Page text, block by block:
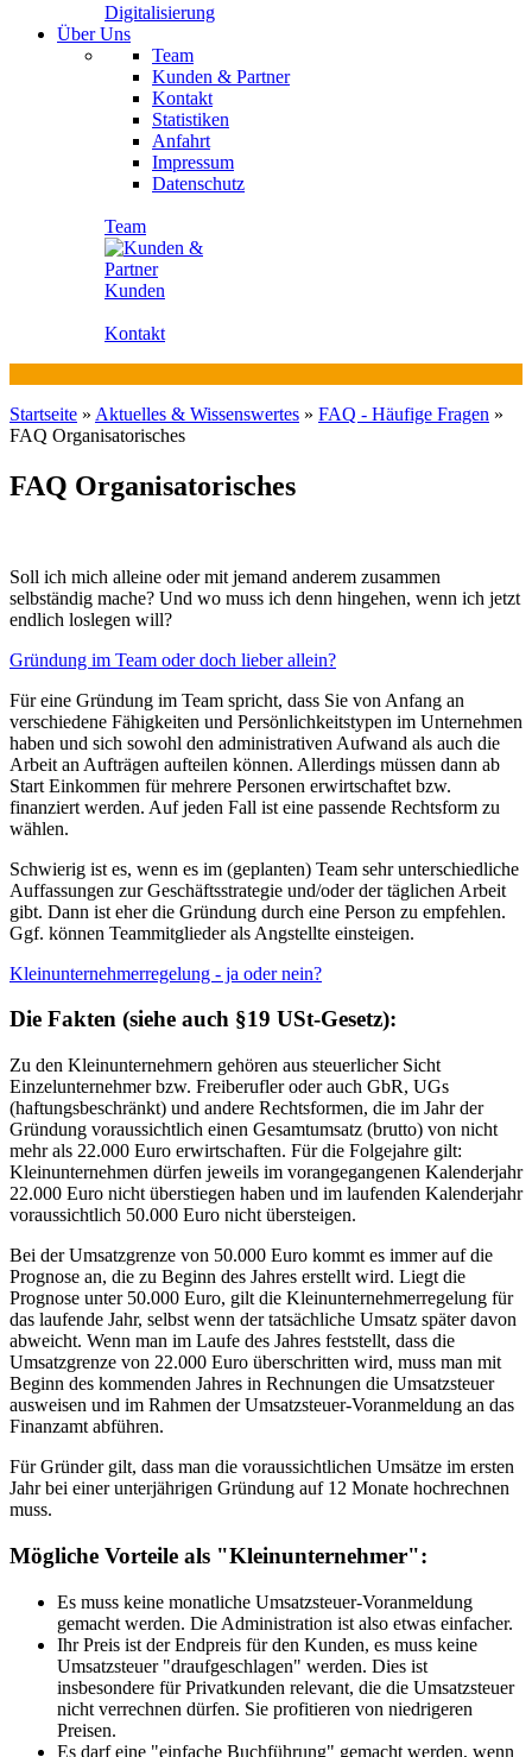
Digitalisierung
Über Uns
Team
Kunden & Partner
Kontakt
Statistiken
Anfahrt
Impressum
Datenschutz
Team
Kunden
Kontakt
Startseite » Aktuelles & Wissenswertes » FAQ - Häufige Fragen »
FAQ Organisatorisches
FAQ Organisatorisches
Soll ich mich alleine oder mit jemand anderem zusammen
selbständig mache? Und wo muss ich denn hingehen, wenn ich jetzt
endlich loslegen will?
Gründung im Team oder doch lieber allein?
Für eine Gründung im Team spricht, dass Sie von Anfang an
verschiedene Fähigkeiten und Persönlichkeitstypen im Unternehmen
haben und sich sowohl den administrativen Aufwand als auch die
Arbeit an Aufträgen aufteilen können. Allerdings müssen dann ab
Start Einkommen für mehrere Personen erwirtschaftet bzw.
finanziert werden. Auf jeden Fall ist eine passende Rechtsform zu
wählen.
Schwierig ist es, wenn es im (geplanten) Team sehr unterschiedliche
Auffassungen zur Geschäftsstrategie und/oder der täglichen Arbeit
gibt. Dann ist eher die Gründung durch eine Person zu empfehlen.
Ggf. können Teammitglieder als Angstellte einsteigen.
Kleinunternehmerregelung - ja oder nein?
Die Fakten (siehe auch §19 USt-Gesetz):
Zu den Kleinunternehmern gehören aus steuerlicher Sicht
Einzelunternehmer bzw. Freiberufler oder auch GbR, UGs
(haftungsbeschränkt) und andere Rechtsformen, die im Jahr der
Gründung voraussichtlich einen Gesamtumsatz (brutto) von nicht
mehr als 22.000 Euro erwirtschaften. Für die Folgejahre gilt:
Kleinunternehmen dürfen jeweils im vorangegangenen Kalenderjahr
22.000 Euro nicht überstiegen haben und im laufenden Kalenderjahr
voraussichtlich 50.000 Euro nicht übersteigen.
Bei der Umsatzgrenze von 50.000 Euro kommt es immer auf die
Prognose an, die zu Beginn des Jahres erstellt wird. Liegt die
Prognose unter 50.000 Euro, gilt die Kleinunternehmerregelung für
das laufende Jahr, selbst wenn der tatsächliche Umsatz später davon
abweicht. Wenn man im Laufe des Jahres feststellt, dass die
Umsatzgrenze von 22.000 Euro überschritten wird, muss man mit
Beginn des kommenden Jahres in Rechnungen die Umsatzsteuer
ausweisen und im Rahmen der Umsatzsteuer-Voranmeldung an das
Finanzamt abführen.
Für Gründer gilt, dass man die voraussichtlichen Umsätze im ersten
Jahr bei einer unterjährigen Gründung auf 12 Monate hochrechnen
muss.
Mögliche Vorteile als "Kleinunternehmer":
Es muss keine monatliche Umsatzsteuer-Voranmeldung
gemacht werden. Die Administration ist also etwas einfacher.
Ihr Preis ist der Endpreis für den Kunden, es muss keine
Umsatzsteuer "draufgeschlagen" werden. Dies ist
insbesondere für Privatkunden relevant, die die Umsatzsteuer
nicht verrechnen dürfen. Sie profitieren von niedrigeren
Preisen.
Es darf eine "einfache Buchführung" gemacht werden, wenn